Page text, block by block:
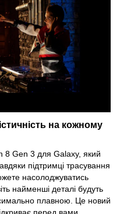
на кожному
Gen 3 для Galaxy, який
підтримці трасування
насолоджуватись
найменші деталі будуть
плавною. Це новий